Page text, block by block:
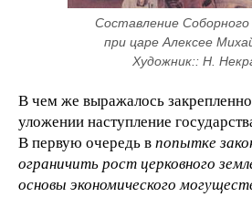
Составление Соборного
при царе Алексее
Художник:: Н.
В чем же выражалось
уложении наступление
В первую очередь впопытке
ограничить рост церковного
основы экономического